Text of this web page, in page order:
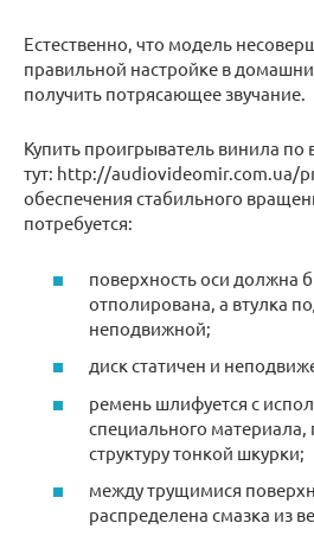
Естественно, что модель
правильной настройке в
получить потрясающее звучание.
Купить проигрыватель винила
тут: http://audiovideomir.com.ua/
обеспечения стабильного
потребуется:
поверхность оси должна
отполирована, а втулка
неподвижной;
диск статичен и
ремень шлифуется с
специального материала,
структуру тонкой шкурки;
между трущимися
распределена смазка из